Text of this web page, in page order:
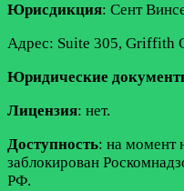
Юрисдикция: Сент
Адрес: Suite 305, Griffith
Юридические
Лицензия: нет.
Доступность: на момент
заблокирован
РФ.